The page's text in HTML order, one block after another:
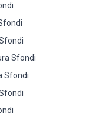
Sfondi
Sfondi